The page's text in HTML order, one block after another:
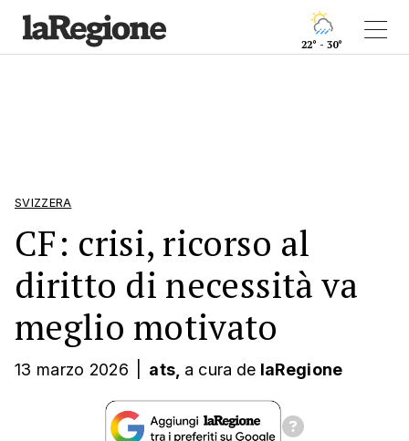
22° - 30°
SVIZZERA
CF: crisi, ricorso al
diritto di necessità va
meglio motivato
13 marzo 2026 ats, a cura de laRegione